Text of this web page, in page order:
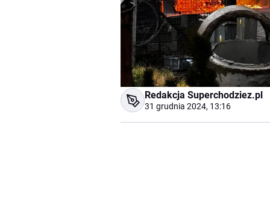
Redakcja Superchodziez.pl
31 grudnia 2024, 13:16